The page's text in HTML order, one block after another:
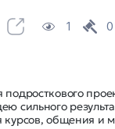
1 0
сильного
курсов, общения и